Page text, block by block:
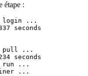
étape :
...
seconds
...
seconds
...
...